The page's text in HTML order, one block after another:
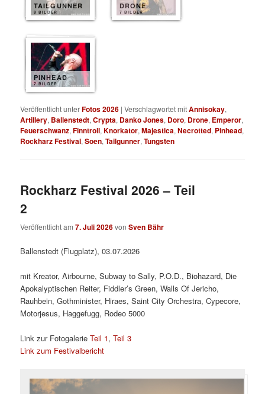
TAILGUNNER
8 BILDER
DRONE
7 BILDER
PINHEAD
7 BILDER
Veröffentlicht unterFotos 2026 |Verschlagwortet mitAnnisokay,
Artillery, Ballenstedt,Crypta, Danko Jones, Doro, Drone, Emperor,
Feuerschwanz,Finntroll,Knorkator,Majestica,Necrotted, Pinhead,
Rockharz Festival,Soen,Tailgunner,Tungsten
Rockharz Festival 2026 – Teil
2
Veröffentlicht am7. Juli 2026vonSven Bähr
Ballenstedt (Flugplatz), 03.07.2026
mit Kreator, Airbourne, Subway to Sally, P.O.D., Biohazard, Die
Apokalyptischen Reiter, Fiddler’s Green, Walls Of Jericho,
Rauhbein, Gothminister, Hiraes, Saint City Orchestra, Cypecore,
Motorjesus, Haggefugg, Rodeo 5000
Link zur FotogalerieTeil 1,Teil 3
Link zum Festivalbericht